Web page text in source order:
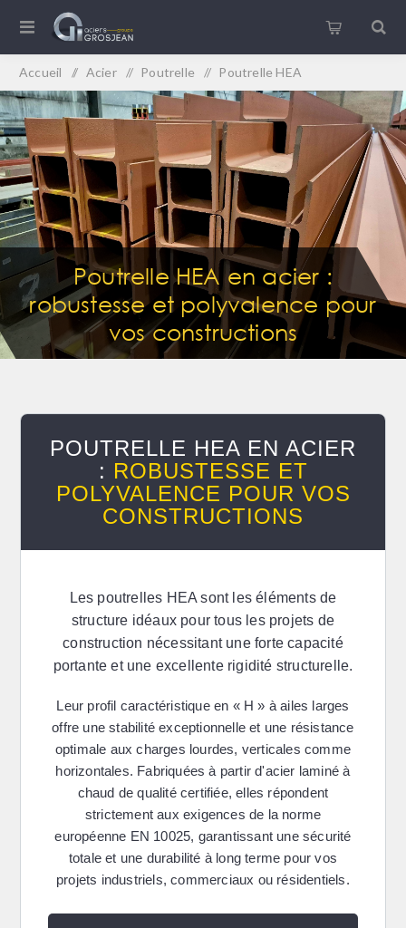
Accueil / Acier / Poutrelle / Poutrelle HEA
Poutrelle HEA en acier :
robustesse et polyvalence pour
vos constructions
POUTRELLE HEA EN ACIER
: ROBUSTESSE ET
POLYVALENCE POUR VOS
CONSTRUCTIONS
Les poutrelles HEA sont les éléments de
structure idéaux pour tous les projets de
construction nécessitant une forte capacité
portante et une excellente rigidité structurelle.
Leur profil caractéristique en « H » à ailes larges
offre une stabilité exceptionnelle et une résistance
optimale aux charges lourdes, verticales comme
horizontales. Fabriquées à partir d'acier laminé à
chaud de qualité certifiée, elles répondent
strictement aux exigences de la norme
européenne EN 10025, garantissant une sécurité
totale et une durabilité à long terme pour vos
projets industriels, commerciaux ou résidentiels.